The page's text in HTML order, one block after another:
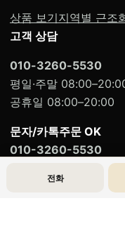
상품 보기지역별 근조
고객 상담
010-3260-5530
평일·주말
공휴일 08:00–20:00
문자/카톡주문 OK
010-3260-5530
전화